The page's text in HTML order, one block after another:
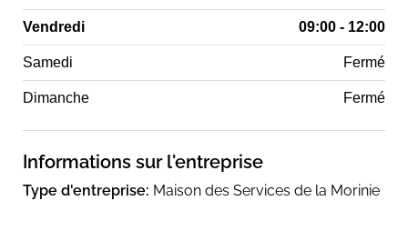
Vendredi 09:00 - 12:00
Samedi Fermé
Dimanche Fermé
Informations sur l'entreprise
Type d'entreprise: Maison des Services de la Morinie